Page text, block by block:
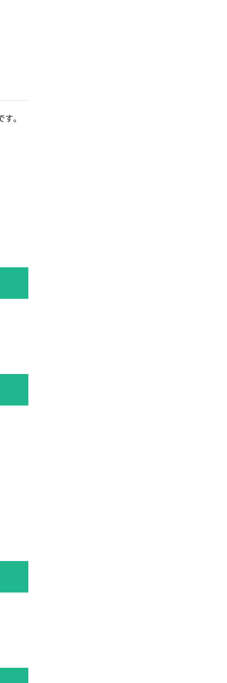
。